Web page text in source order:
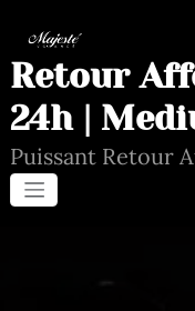
contenu
Retour
24h |
Puissant Retour